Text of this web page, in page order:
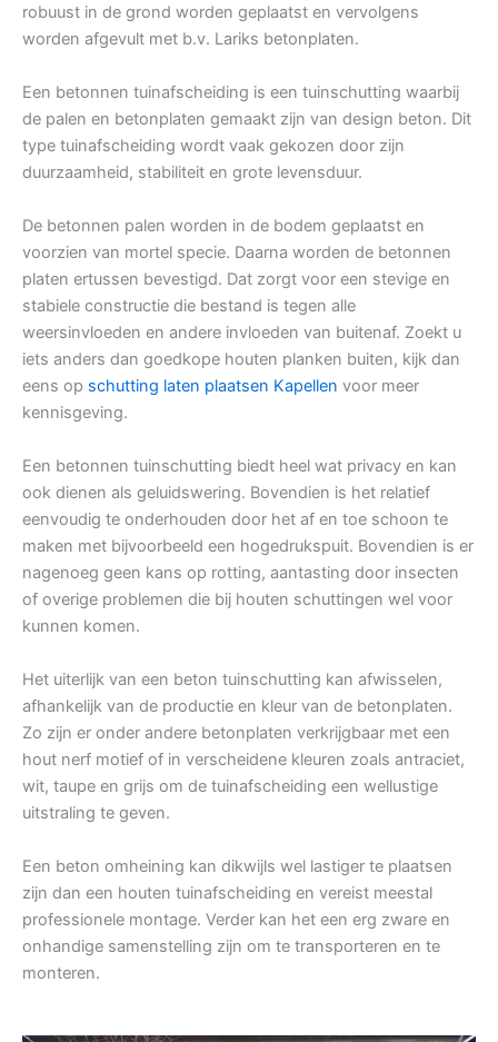
robuust in de grond worden geplaatst en vervolgens
worden afgevult met b.v. Lariks betonplaten.
Een betonnen tuinafscheiding is een tuinschutting waarbij
de palen en betonplaten gemaakt zijn van design beton. Dit
type tuinafscheiding wordt vaak gekozen door zijn
duurzaamheid, stabiliteit en grote levensduur.
De betonnen palen worden in de bodem geplaatst en
voorzien van mortel specie. Daarna worden de betonnen
platen ertussen bevestigd. Dat zorgt voor een stevige en
stabiele constructie die bestand is tegen alle
weersinvloeden en andere invloeden van buitenaf. Zoekt u
iets anders dan goedkope houten planken buiten, kijk dan
eens op schutting laten plaatsen Kapellen voor meer
kennisgeving.
Een betonnen tuinschutting biedt heel wat privacy en kan
ook dienen als geluidswering. Bovendien is het relatief
eenvoudig te onderhouden door het af en toe schoon te
maken met bijvoorbeeld een hogedrukspuit. Bovendien is er
nagenoeg geen kans op rotting, aantasting door insecten
of overige problemen die bij houten schuttingen wel voor
kunnen komen.
Het uiterlijk van een beton tuinschutting kan afwisselen,
afhankelijk van de productie en kleur van de betonplaten.
Zo zijn er onder andere betonplaten verkrijgbaar met een
hout nerf motief of in verscheidene kleuren zoals antraciet,
wit, taupe en grijs om de tuinafscheiding een wellustige
uitstraling te geven.
Een beton omheining kan dikwijls wel lastiger te plaatsen
zijn dan een houten tuinafscheiding en vereist meestal
professionele montage. Verder kan het een erg zware en
onhandige samenstelling zijn om te transporteren en te
monteren.